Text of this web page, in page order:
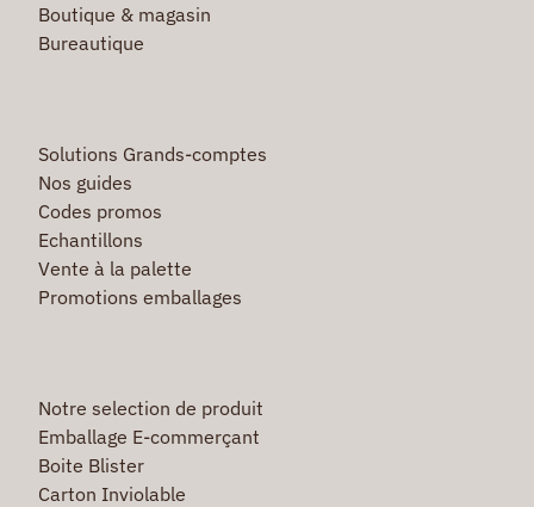
Boutique & magasin
Bureautique
Solutions Grands-comptes
Nos guides
Codes promos
Echantillons
Vente à la palette
Promotions emballages
Notre selection de produit
Emballage E-commerçant
Boite Blister
Carton Inviolable